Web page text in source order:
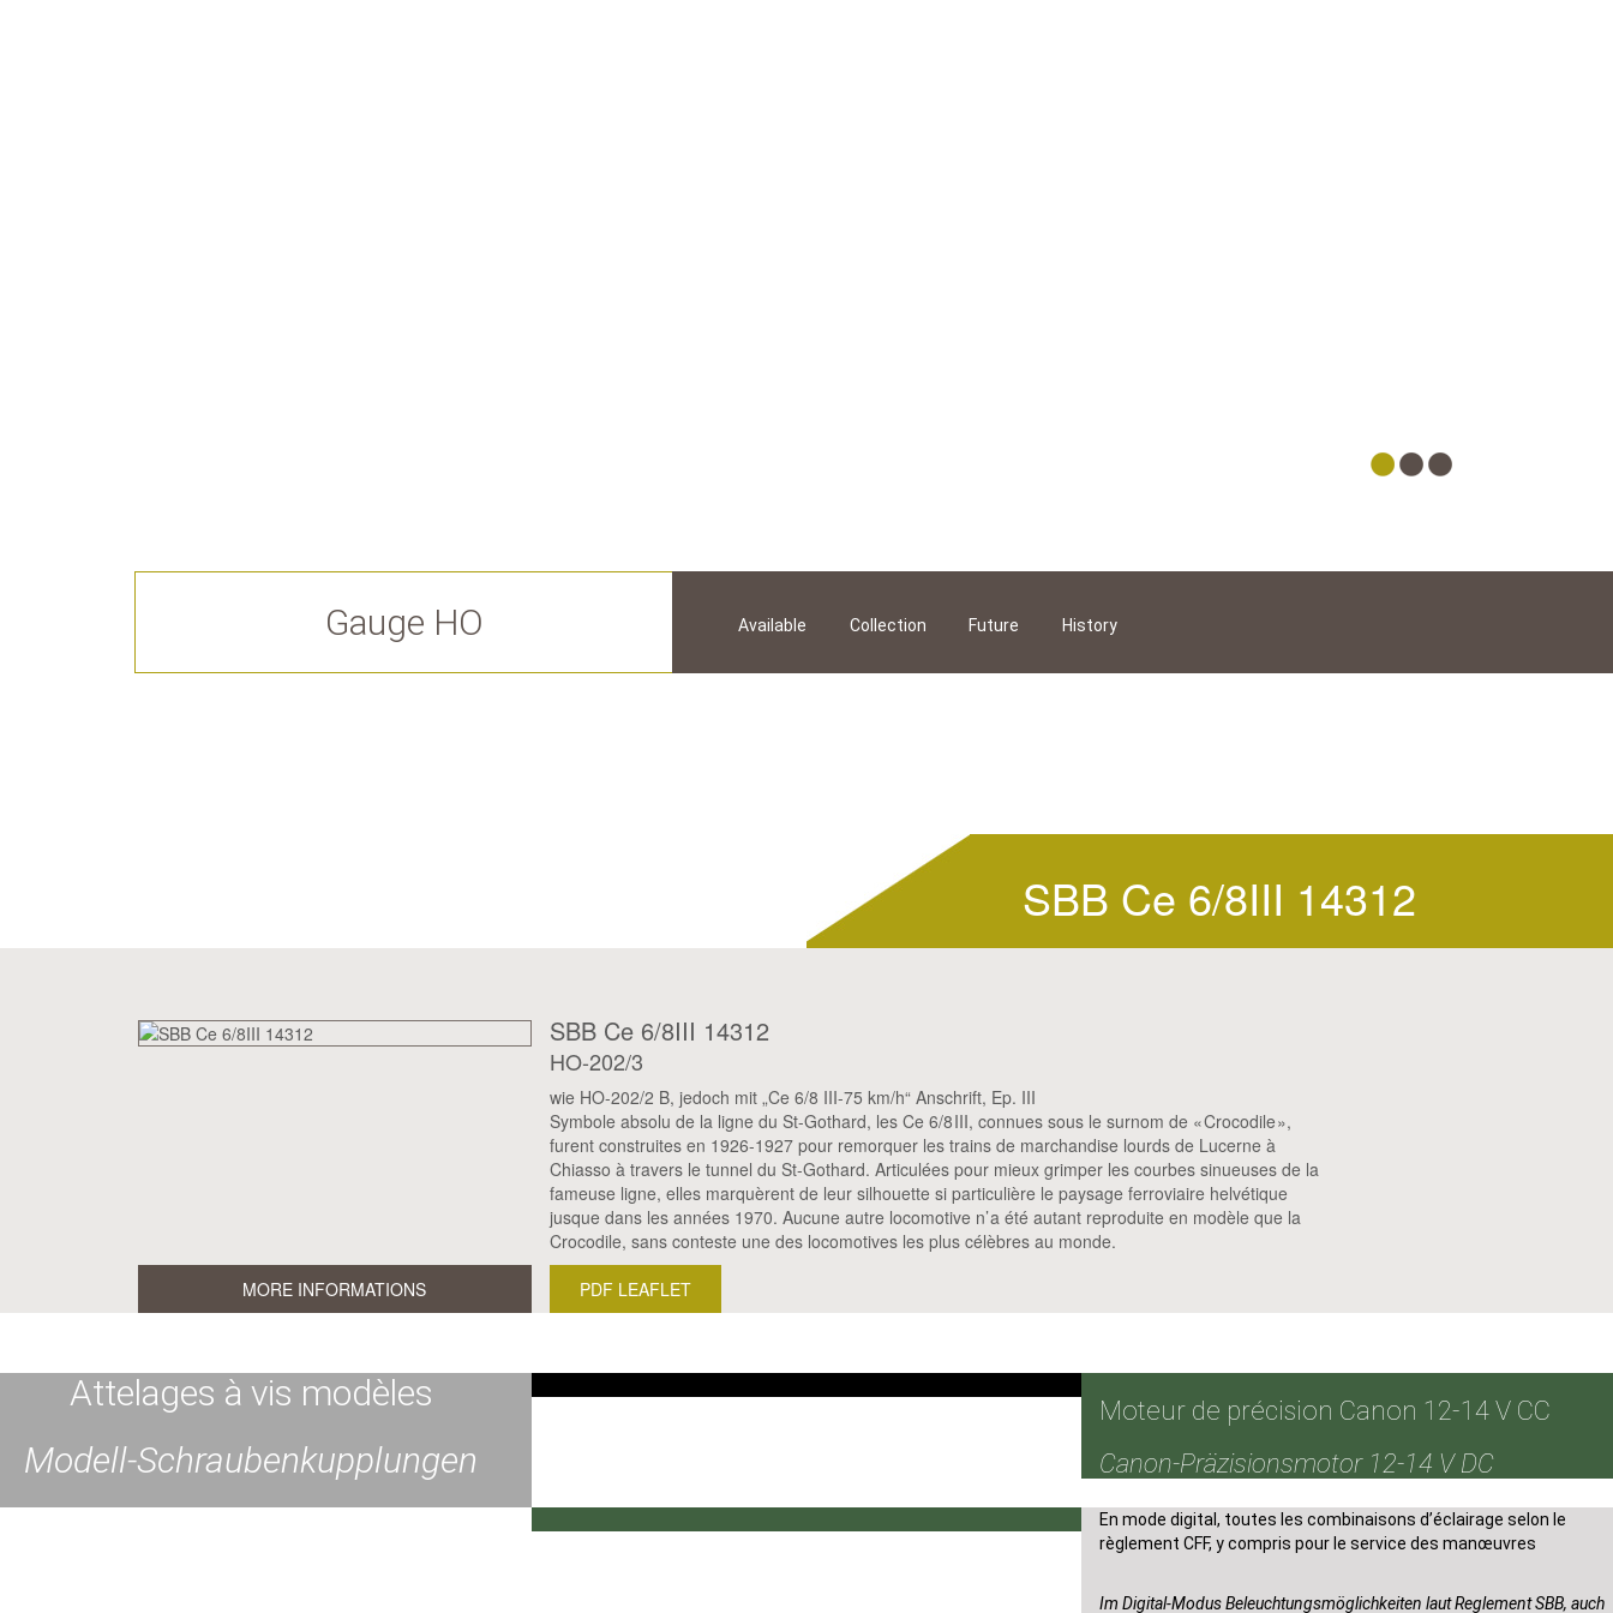
Gauge HO Available Collection Future History
SBB Ce 6/8III 14312
SBB Ce 6/8III 14312
HO-202/3
wie HO-202/2 B, jedoch mit „Ce 6/8 III-75 km/h“ Anschrift, Ep. III
Symbole absolu de la ligne du St-Gothard, les Ce 6/8 III, connues sous le surnom de « Crocodile »,
furent construites en 1926-1927 pour remorquer les trains de marchandise lourds de Lucerne à
Chiasso à travers le tunnel du St-Gothard. Articulées pour mieux grimper les courbes sinueuses de la
fameuse ligne, elles marquèrent de leur silhouette si particulière le paysage ferroviaire helvétique
jusque dans les années 1970. Aucune autre locomotive n’ a été autant reproduite en modèle que la
Crocodile, sans conteste une des locomotives les plus célèbres au monde.
MORE INFORMATIONS
PDF LEAFLET
Attelages à vis modèles
Modell-Schraubenkupplungen
Moteur de précision Canon 12-14 V CC
Canon-Präzisionsmotor 12-14 V DC
En mode digital, toutes les combinaisons d’éclairage selon le
règlement CFF, y compris pour le service des manœuvres
Im Digital-Modus Beleuchtungsmöglichkeiten laut Reglement SBB, auch